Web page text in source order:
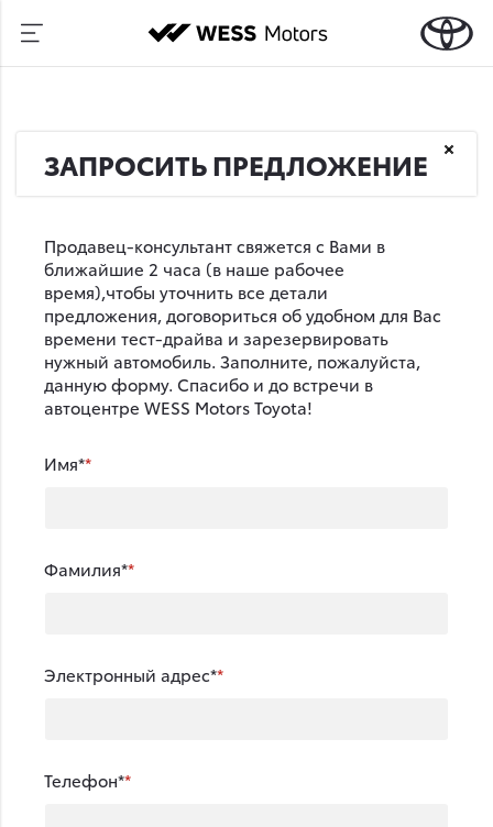
ЗАПРОСИТЬ ПРЕДЛОЖЕНИЕ
Продавец-консультант свяжется с Вами в
ближайшие 2 часа (в наше рабочее
время),чтобы уточнить все детали
предложения, договориться об удобном для Вас
времени тест-драйва и зарезервировать
нужный автомобиль. Заполните, пожалуйста,
данную форму. Спасибо и до встречи в
автоцентре WESS Motors Toyota!
Имя*
Фамилия*
Электронный адрес*
Телефон*